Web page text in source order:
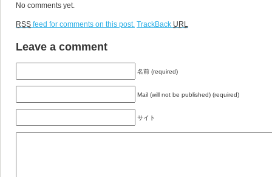
No comments yet.
RSS feed for comments on this post. TrackBack URL
Leave a comment
名前 (required)
Mail (will not be published) (required)
サイト